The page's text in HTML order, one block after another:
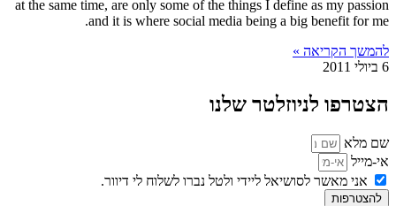
at the same time, are only some of the things I define as my passion
and it is where social media being a big benefit for me.
להמשך הקריאה »
6 ביולי 2011
הצטרפו לניוזלטר שלנו
שם מלא
אי-מייל
אני מאשר לסושיאל ליידי ולטל נברו לשלוח לי דיוור.
להצטרפות